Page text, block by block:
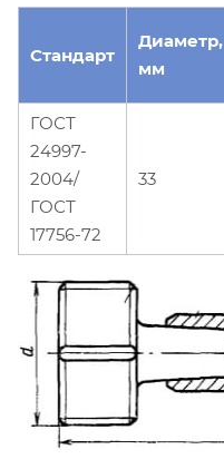
Стандарт
Диаметр,
мм
ГОСТ
24997-
2004/
ГОСТ
17756-72
33